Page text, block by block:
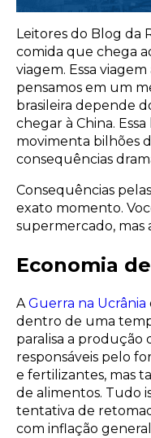
Leitores do Blog da
comida que chega
viagem. Essa
pensamos em um
brasileira depende
chegar à China.
movimenta bilhões
consequências
Consequências
exato momento.
supermercado, mas
Economia
AGuerra na Ucrânia
dentro de uma
paralisa a produção
responsáveis pelo
e fertilizantes, mas
de alimentos. Tudo
tentativa de
com inflação